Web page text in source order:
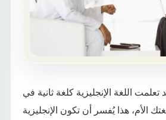
تعلمت اللغة الإنجليزية كلغة ثانية في
الأم، هذا يُفسر أن تكون الإنجليزية